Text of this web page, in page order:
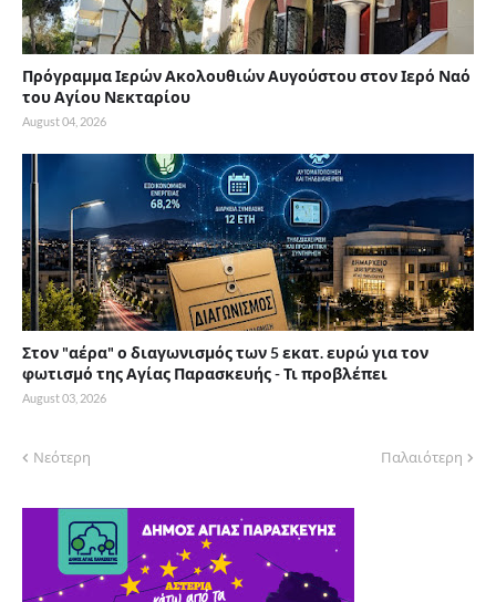
Πρόγραμμα Ιερών Ακολουθιών Αυγούστου στον Ιερό Ναό
του Αγίου Νεκταρίου
August 04, 2026
Στον "αέρα" ο διαγωνισμός των 5 εκατ. ευρώ για τον
φωτισμό της Αγίας Παρασκευής - Τι προβλέπει
August 03, 2026
Νεότερη Παλαιότερη